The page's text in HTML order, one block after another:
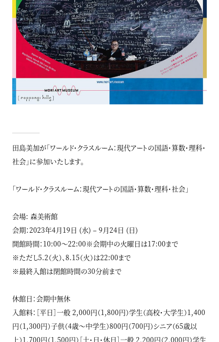
田島美加が「ワールド・クラスルーム：現代アートの国語・算数・理科・
社会」に参加いたします。
「ワールド・クラスルーム：現代アートの国語・算数・理科・社会」
会場: 森美術館
会期：2023年4月19日 (水) – 9月24日 (日)
開館時間：10:00～22:00※会期中の火曜日は17:00まで
※ただし5.2（火）、8.15（火）は22:00まで
※最終入館は閉館時間の30分前まで
休館日：会期中無休
入館料：［平日］一般 2,000円（1,800円）学生（高校・大学生）1,400
円（1,300円）子供（4歳～中学生）800円（700円）シニア（65歳以
上）1,700円（1,500円）［土・日・休日］一般 2,200円（2,000円）学生